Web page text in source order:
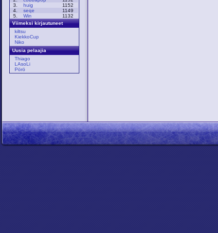
3.
huig
1152
4.
seqe
1149
5.
Win
1132
Viimeksi kirjautuneet
kiltsu
KiekkoCup
Niko
Uusia pelaajia
Thiago
LAsoLi
Pörö